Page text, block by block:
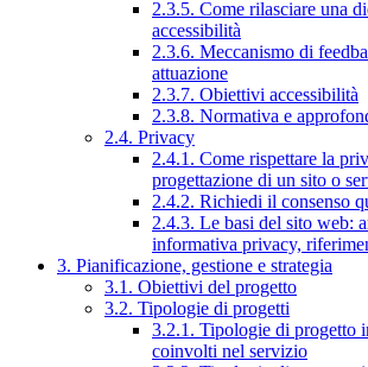
2.3.5. Come rilasciare una
accessibilità
2.3.6. Meccanismo di
attuazione
2.3.7. Obiettivi accessibilità
2.3.8. Normativa e
2.4. Privacy
2.4.1. Come rispettare la
progettazione di un sito o
2.4.2. Richiedi il consenso
2.4.3. Le basi del sito web:
informativa privacy,
3. Pianificazione, gestione e strategia
3.1. Obiettivi del progetto
3.2. Tipologie di progetti
3.2.1. Tipologie di progetto
coinvolti nel servizio